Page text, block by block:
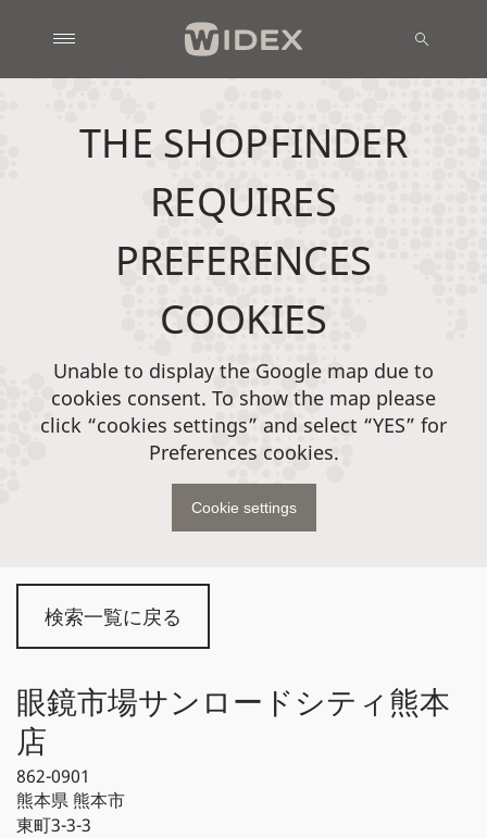
検索一覧に戻る
眼鏡市場サンロードシティ熊本
店
862-0901
熊本県 熊本市
東町3-3-3
THE SHOPFINDER
REQUIRES
PREFERENCES
COOKIES
Unable to display the Google map due to
cookies consent. To show the map please
click “cookies settings” and select “YES” for
Preferences cookies.
Cookie settings